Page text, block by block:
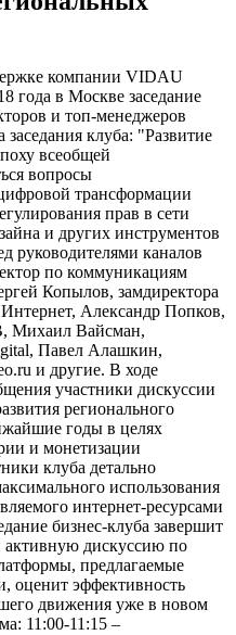
компании VIDAU
года в Москве заседание
и топ-менеджеров
клуба: "Развитие
всеобщей
вопросы
трансформации
прав в сети
и других инструментов
руководителями каналов
по коммуникациям
Копылов, замдиректора
Александр Попков,
Михаил Вайсман,
Павел Алашкин,
и другие. В ходе
участники дискуссии
регионального
годы в целях
и монетизации
клуба детально
использования
интернет-ресурсами
бизнес-клуба завершит
дискуссию по
предлагаемые
оценит эффективность
движения уже в новом
11:00-11:15 –